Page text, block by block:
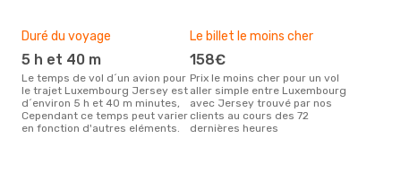
JER- LUX
Duré du voyage
5 h et 40 m
Le temps de vol d´un avion pour
le trajet Luxembourg Jersey est
d´environ 5 h et 40 m minutes,
Cependant ce temps peut varier
en fonction d'autres eléments.
Le billet le moins cher
158€
Prix le moins cher pour un vol
aller simple entre Luxembourg
avec Jersey trouvé par nos
clients au cours des 72
dernières heures